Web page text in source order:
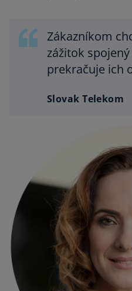
Zákazníkom
zážitok
prekračuje ich
Slovak Telekom